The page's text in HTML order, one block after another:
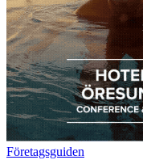
Företagsguiden